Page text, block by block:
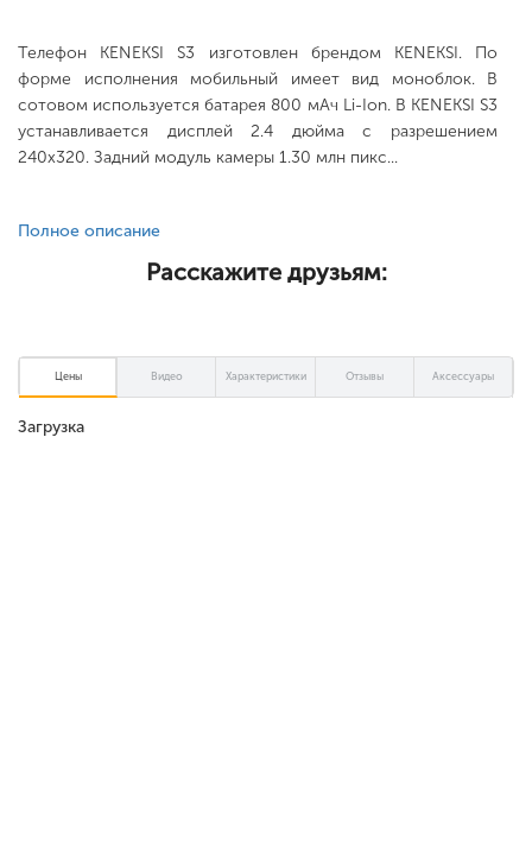
Телефон KENEKSI S3 изготовлен брендом KENEKSI. По
форме исполнения мобильный имеет вид моноблок. В
сотовом используется батарея 800 мАч Li-Ion. В KENEKSI S3
устанавливается дисплей 2.4 дюйма с разрешением
240x320. Задний модуль камеры 1.30 млн пикс...
Полное описание
Расскажите друзьям:
Цены Видео Характеристики Отзывы Аксессуары
Загрузка